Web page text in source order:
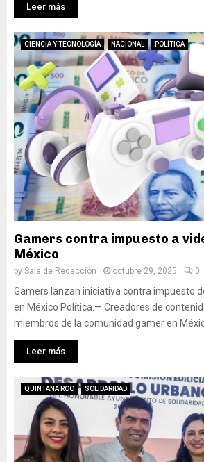
Leer más
CIENCIA Y TECNOLOGÍA NACIONAL POLÍTICA
Gamers contra impuesto a
México
by Sala de Redacción octubre 29, 2025 0
Gamers lanzan iniciativa contra impuesto
en México Política.— Creadores de
miembros de la comunidad gamer en
Leer más
QUINTANA ROO SOLIDARIDAD